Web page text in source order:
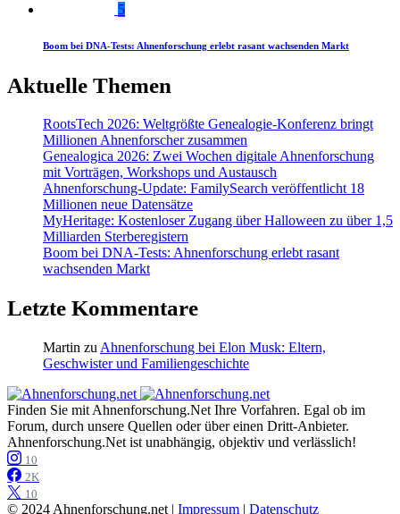
5
Boom bei DNA-Tests: Ahnenforschung erlebt rasant wachsenden Markt
Aktuelle Themen
RootsTech 2026: Weltgrößte Genealogie-Konferenz bringt
Millionen Ahnenforscher zusammen
Genealogica 2026: Zwei Wochen digitale Ahnenforschung
mit Vorträgen, Workshops und Austausch
Ahnenforschung-Update: FamilySearch veröffentlicht 18
Millionen neue Datensätze
MyHeritage: Kostenloser Zugang über Halloween zu über 1,5
Milliarden Sterberegistern
Boom bei DNA-Tests: Ahnenforschung erlebt rasant
wachsenden Markt
Letzte Kommentare
Martin zu Ahnenforschung bei Elon Musk: Eltern,
Geschwister und Familiengeschichte
Finden Sie mit Ahnenforschung.Net Ihre Vorfahren. Egal ob im
Forum, durch unsere Quellen oder über einen Dritt-Anbieter.
Ahnenforschung.Net ist unabhängig, objektiv und verlässlich!
10
2K
10
© 2024 Ahnenforschung.net | Impressum | Datenschutz